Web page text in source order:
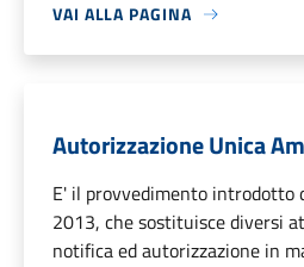
VAI ALLA PAGINA
Autorizzazione Unica
E' il provvedimento introdotto
2013, che sostituisce diversi
notifica ed autorizzazione in